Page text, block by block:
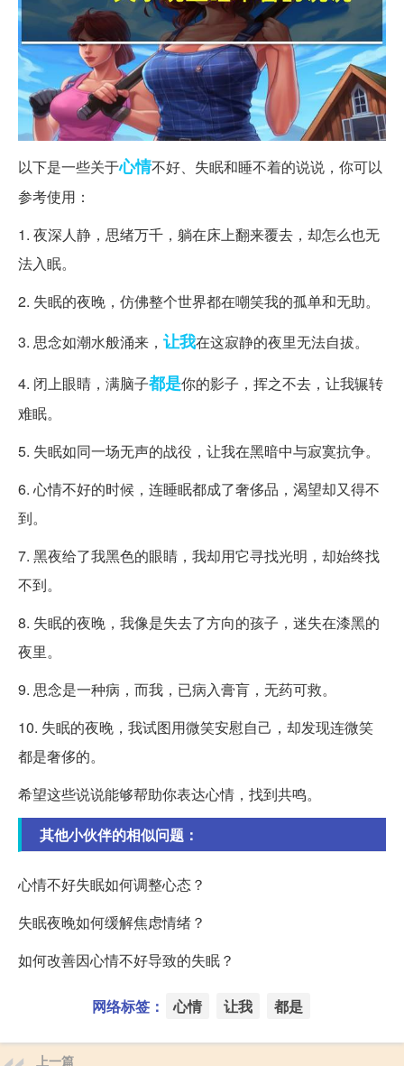
以下是一些关于心情不好、失眠和睡不着的说说，你可以
参考使用：
1. 夜深人静，思绪万千，躺在床上翻来覆去，却怎么也无
法入眠。
2. 失眠的夜晚，仿佛整个世界都在嘲笑我的孤单和无助。
3. 思念如潮水般涌来， 让我在这寂静的夜里无法自拔。
4. 闭上眼睛，满脑子都是你的影子，挥之不去，让我辗转
难眠。
5. 失眠如同一场无声的战役，让我在黑暗中与寂寞抗争。
6. 心情不好的时候，连睡眠都成了奢侈品，渴望却又得不
到。
7. 黑夜给了我黑色的眼睛，我却用它寻找光明，却始终找
不到。
8. 失眠的夜晚，我像是失去了方向的孩子，迷失在漆黑的
夜里。
9. 思念是一种病，而我，已病入膏肓，无药可救。
10. 失眠的夜晚，我试图用微笑安慰自己，却发现连微笑
都是奢侈的。
希望这些说说能够帮助你表达心情，找到共鸣。
其他小伙伴的相似问题：
心情不好失眠如何调整心态？
失眠夜晚如何缓解焦虑情绪？
如何改善因心情不好导致的失眠？
网络标签： 心情 让我 都是
上一篇